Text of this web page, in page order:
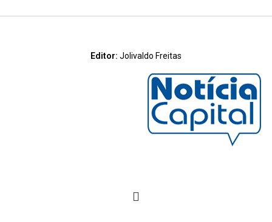
Editor: Jolivaldo Freitas